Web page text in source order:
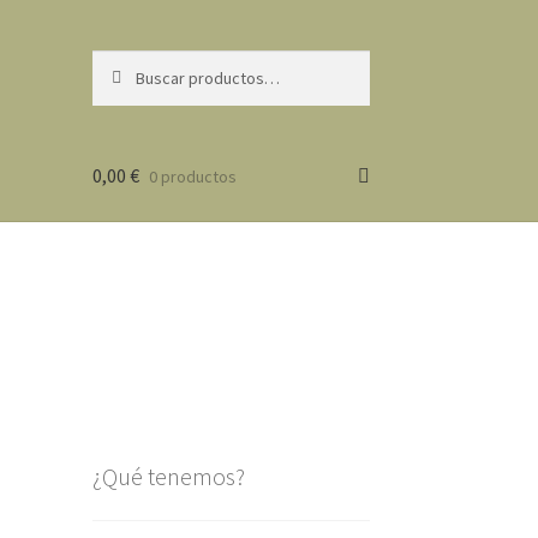
por:
0,00 € 0 productos
¿Qué tenemos?